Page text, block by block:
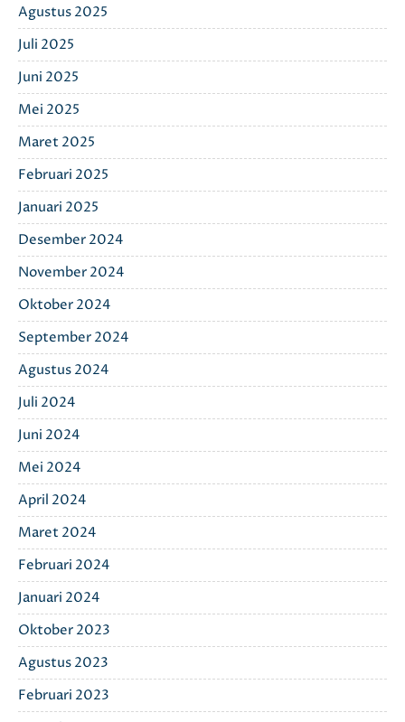
Agustus 2025
Juli 2025
Juni 2025
Mei 2025
Maret 2025
Februari 2025
Januari 2025
Desember 2024
November 2024
Oktober 2024
September 2024
Agustus 2024
Juli 2024
Juni 2024
Mei 2024
April 2024
Maret 2024
Februari 2024
Januari 2024
Oktober 2023
Agustus 2023
Februari 2023